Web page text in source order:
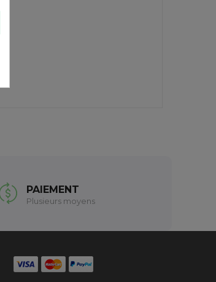
PAIEMENT
Plusieurs moyens